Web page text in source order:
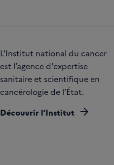
L'Institut national du cancer
est l’agence d'expertise
sanitaire et scientifique en
cancérologie de l’État.
Découvrir l’Institut arrow_forward